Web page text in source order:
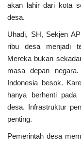
Redaksi
Kodam 3/Siliwangi
Presiden dan Wakil
PGRI
Pemerintah Privinsi
Kota
akan lahir dari kota
desa.
Uhadi, SH, Sekjen
ribu desa menjadi
Mereka bukan
masa depan
Indonesia besok.
hanya berhenti
desa. Infrastruktur
penting.
Pemerintah desa